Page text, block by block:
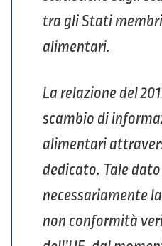
tra gli Stati
alimentari.
La relazione del
scambio di
alimentari
dedicato. Tale
necessariamente
non conformità